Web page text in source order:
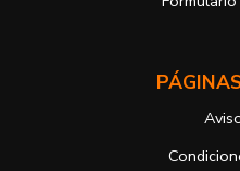
derechos, en este caso, ante la
electrónico o de correo postal,
Responsable del tratamiento:
Dirección postal: Avenida